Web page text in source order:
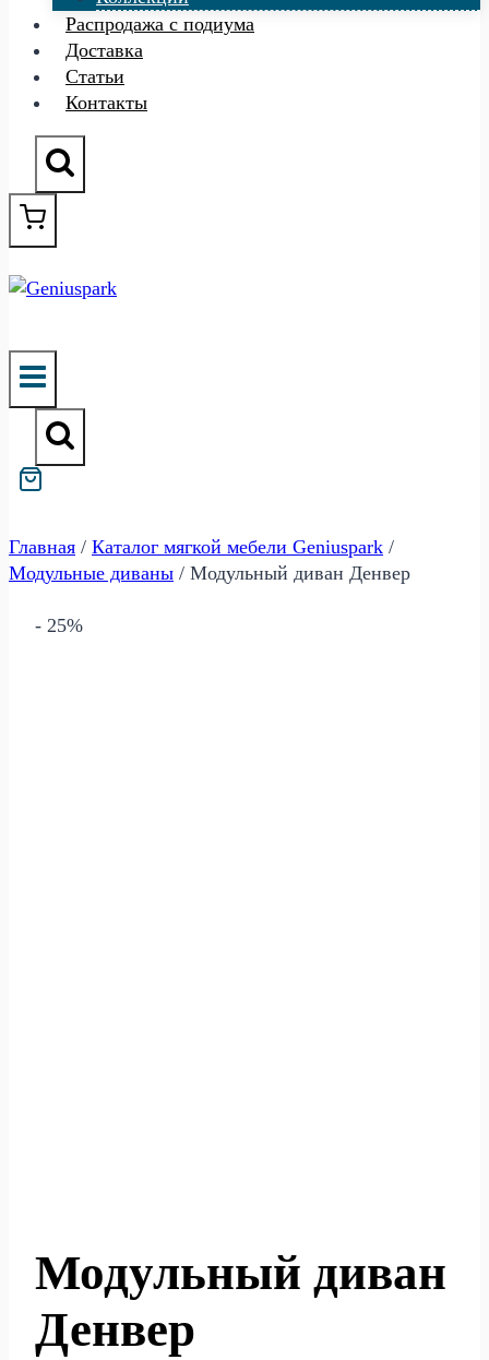
Распродажа с подиума
Доставка
Статьи
Контакты
Главная / Каталог мягкой мебели Geniuspark /
Модульные диваны / Модульный диван Денвер
- 25%
Модульный диван
Денвер